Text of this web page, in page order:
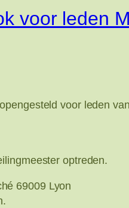
voor leden
voor leden
optreden.
69009 Lyon